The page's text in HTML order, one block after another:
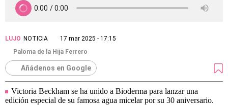
LUJO NOTICIA
17 mar 2025 - 17:15
Paloma de la Hija Ferrero
Añádenos en Google
Victoria Beckham se ha unido a Bioderma para lanzar una
edición especial de su famosa agua micelar por su 30 aniversario.